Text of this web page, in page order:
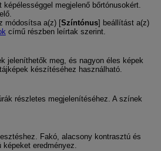
megjelenő bőrtónusokért.
módosítsa a(z) [Színtónus] beállítást a(z)
című részben leírtak szerint.
jeleníthetők meg, és nagyon éles képek
készítéséhez használható.
részletes megjelenítéséhez. A színek
Fakó, alacsony kontrasztú és
eredményez.